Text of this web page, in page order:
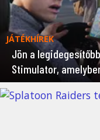
JÁTÉKHÍREK
Jön a
Stimulator,